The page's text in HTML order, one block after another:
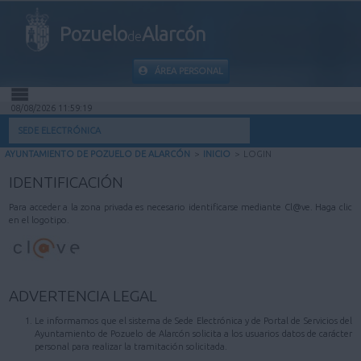
PozuelodeAlarcón
ÁREA PERSONAL
INICIO
MI CARPETA
INFORMACIÓN MUNICIPAL
AYUDA
08/08/2026 11:59:19
SEDE ELECTRÓNICA
AYUNTAMIENTO DE POZUELO DE ALARCÓN > INICIO > LOGIN
IDENTIFICACIÓN
Para acceder a la zona privada es necesario identificarse mediante Cl@ve. Haga clic
en el logotipo.
ADVERTENCIA LEGAL
Le informamos que el sistema de Sede Electrónica y de Portal de Servicios del
Ayuntamiento de Pozuelo de Alarcón solicita a los usuarios datos de carácter
personal para realizar la tramitación solicitada.